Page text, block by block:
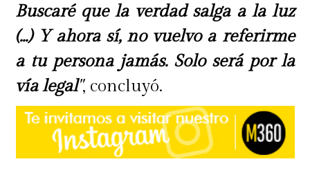
Buscaré que la verdad salga a la luz
(...) Y ahora sí, no vuelvo a referirme
a tu persona jamás. Solo será por la
vía legal", concluyó.